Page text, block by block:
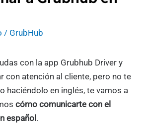
/ GrubHub
con la app Grubhub Driver y
con atención al cliente, pero no te
haciéndolo en inglés, te vamos a
cómo comunicarte con el
español .